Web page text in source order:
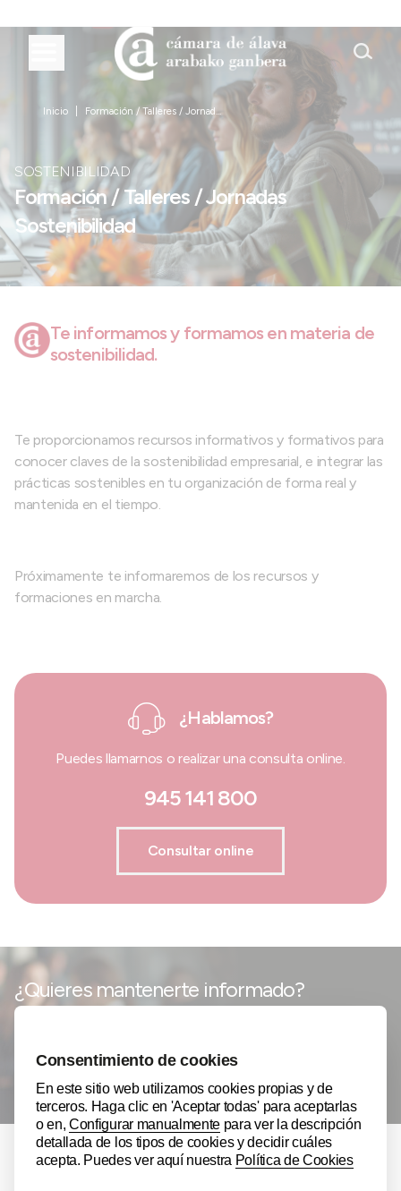
Inicio Formación / Talleres / Jornad...
SOSTENIBILIDAD
Formación / Talleres / Jornadas
Sostenibilidad
Te informamos y formamos en materia de
sostenibilidad.
Te proporcionamos recursos informativos y formativos para
conocer claves de la sostenibilidad empresarial, e integrar las
prácticas sostenibles en tu organización de forma real y
mantenida en el tiempo.
Próximamente te informaremos de los recursos y
formaciones en marcha.
¿Hablamos?
Puedes llamarnos o realizar una consulta online.
945 141 800
Consultar online
¿Quieres mantenerte informado?
APÚNTATE AL NEWSLETTER
Toda la EXPERIENCIA de la Cámara de